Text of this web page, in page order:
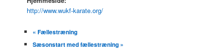
http://www.wukf-karate.org/
« Fællestræning
Sæsonstart med fællestræning »